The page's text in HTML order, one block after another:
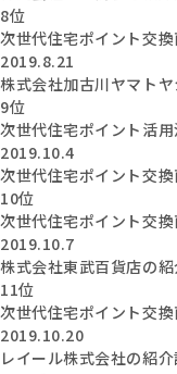
8位
次世代住宅ポイント交
2019.8.21
株式会社加古川ヤマト
9位
次世代住宅ポイント活用
2019.10.4
次世代住宅ポイント交
10位
次世代住宅ポイント交
2019.10.7
株式会社東武百貨店の紹
11位
次世代住宅ポイント交
2019.10.20
レイール株式会社の紹